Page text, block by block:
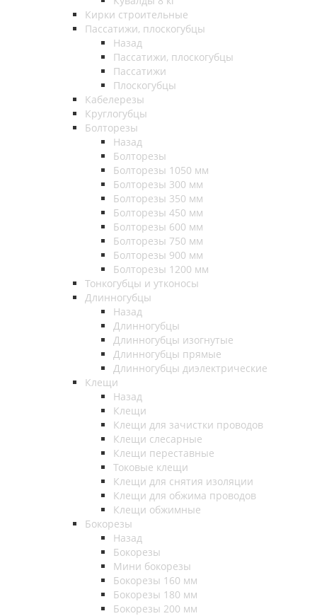
Кирки строительные
Пассатижи, плоскогубцы
Назад
Пассатижи, плоскогубцы
Пассатижи
Плоскогубцы
Кабелерезы
Круглогубцы
Болторезы
Назад
Болторезы
Болторезы 1050 мм
Болторезы 300 мм
Болторезы 350 мм
Болторезы 450 мм
Болторезы 600 мм
Болторезы 750 мм
Болторезы 900 мм
Болторезы 1200 мм
Тонкогубцы и утконосы
Длинногубцы
Назад
Длинногубцы
Длинногубцы изогнутые
Длинногубцы прямые
Длинногубцы диэлектрические
Клещи
Назад
Клещи
Клещи для зачистки проводов
Клещи слесарные
Клещи переставные
Токовые клещи
Клещи для снятия изоляции
Клещи для обжима проводов
Клещи обжимные
Бокорезы
Назад
Бокорезы
Мини бокорезы
Бокорезы 160 мм
Бокорезы 180 мм
Бокорезы 200 мм